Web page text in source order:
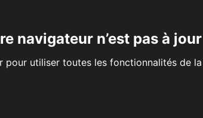
navigateur n’est pas à jour
pour utiliser toutes les fonctionnalités de